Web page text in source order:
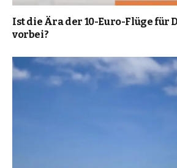
Ist die Ära der 10-Euro-Flüge für
vorbei?